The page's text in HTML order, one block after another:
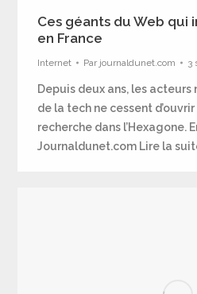
Ces géants du Web qui
en France
Internet Par journaldunet.com 3
Depuis deux ans, les
de la tech ne cessent
recherche dans l’Hexagone.
Journaldunet.com Lire la